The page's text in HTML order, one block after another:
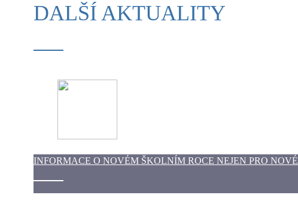
DALŠÍ AKTUALITY
INFORMACE O NOVÉM ŠKOLNÍM ROCE NEJEN PRO NOVÉ